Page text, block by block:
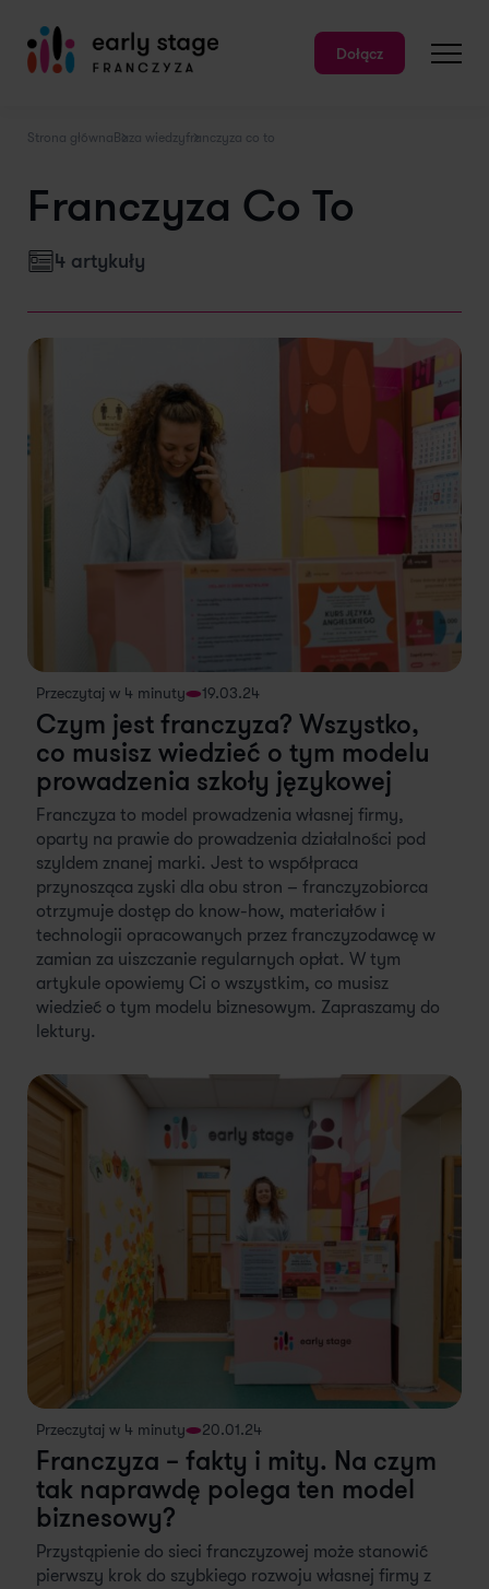
Dołącz
Strona główna Baza wiedzyfranczyza co to
Franczyza Co To
4 artykuły
Przeczytaj w 4 minuty 19.03.24
Czym jest franczyza? Wszystko,
co musisz wiedzieć o tym modelu
prowadzenia szkoły językowej
Franczyza to model prowadzenia własnej firmy,
oparty na prawie do prowadzenia działalności pod
szyldem znanej marki. Jest to współpraca
przynosząca zyski dla obu stron – franczyzobiorca
otrzymuje dostęp do know-how, materiałów i
technologii opracowanych przez franczyzodawcę w
zamian za uiszczanie regularnych opłat. W tym
artykule opowiemy Ci o wszystkim, co musisz
wiedzieć o tym modelu biznesowym. Zapraszamy do
lektury.
Przeczytaj w 4 minuty 20.01.24
Franczyza – fakty i mity. Na czym
tak naprawdę polega ten model
biznesowy?
Przystąpienie do sieci franczyzowej może stanowić
pierwszy krok do szybkiego rozwoju własnej firmy z